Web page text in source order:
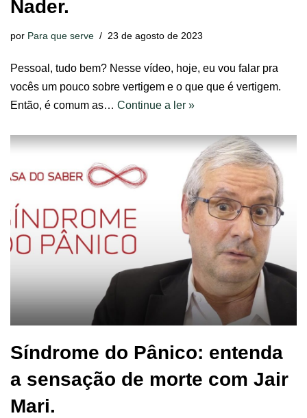
Nader.
por Para que serve 23 de agosto de 2023
Pessoal, tudo bem? Nesse vídeo, hoje, eu vou falar pra
vocês um pouco sobre vertigem e o que que é vertigem.
Então, é comum as… Continue a ler »
Síndrome do Pânico: entenda
a sensação de morte com Jair
Mari.